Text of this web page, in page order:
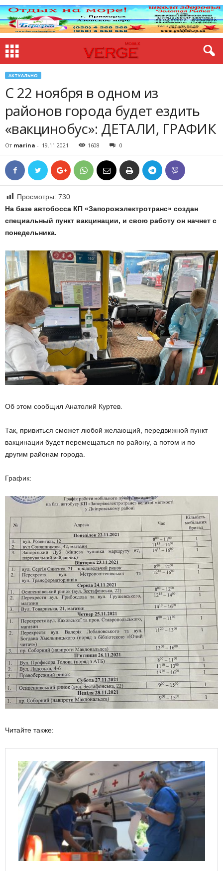
АКТУАЛЬНО
С 22 ноября в одном из
районов города будет ездить
«вакцинобус»: ДЕТАЛИ, ГРАФИК
От marina - 19.11.2021 1608 0
Просмотры: 730
На базе автобосса КП «Запорожэлектротранс» создан
специальный пункт вакцинации, и свою работу он начнет с
понедельника.
Об этом сообщил Анатолий Куртев.
Так, привиться сможет любой желающий, передвижной пункт
вакцинации будет перемещаться по району, а потом и по
другим районам города.
График:
Читайте также: